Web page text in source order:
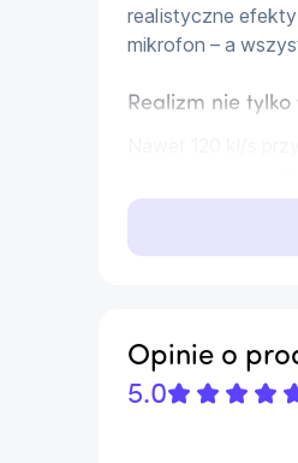
realistyczne
mikrofon – a
Realizm nie tylko
rozgrywkę nawet
obsługujące tę
żywe i intensywne
4320p
. Symulacja
cienie i odbicia w
jeszcze bardziej
Zanurz się w
Opinie o
5.0